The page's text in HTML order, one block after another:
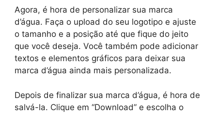
Agora, é hora de personalizar sua marca
d’água. Faça o upload do seu logotipo e ajuste
o tamanho e a posição até que fique do jeito
que você deseja. Você também pode adicionar
textos e elementos gráficos para deixar sua
marca d’água ainda mais personalizada.
Depois de finalizar sua marca d’água, é hora de
salvá-la. Clique em “Download” e escolha o